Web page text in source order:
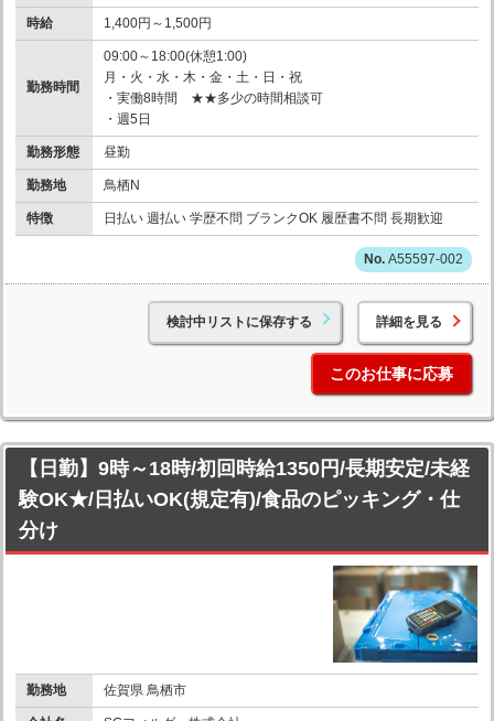
時給 1,400円～1,500円
勤務時間
09:00～18:00(休憩1:00)
月・火・水・木・金・土・日・祝
・実働8時間 ★★多少の時間相談可
・週5日
勤務形態 昼勤
勤務地 鳥栖N
特徴 日払い 週払い 学歴不問 ブランクOK 履歴書不問 長期歓迎
A55597-002
検討中リストに保存する 詳細を見る
このお仕事に応募
【日勤】9時～18時/初回時給1350円/長期安定/未経
験OK★/日払いOK(規定有)/食品のピッキング・仕
分け
勤務地 佐賀県 鳥栖市